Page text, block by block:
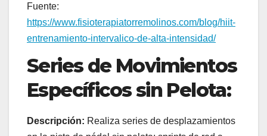
Fuente:
https://www.fisioterapiatorremolinos.com/blog/hiit-
entrenamiento-intervalico-de-alta-intensidad/
Series de Movimientos
Específicos sin Pelota:
Descripción: Realiza series de desplazamientos